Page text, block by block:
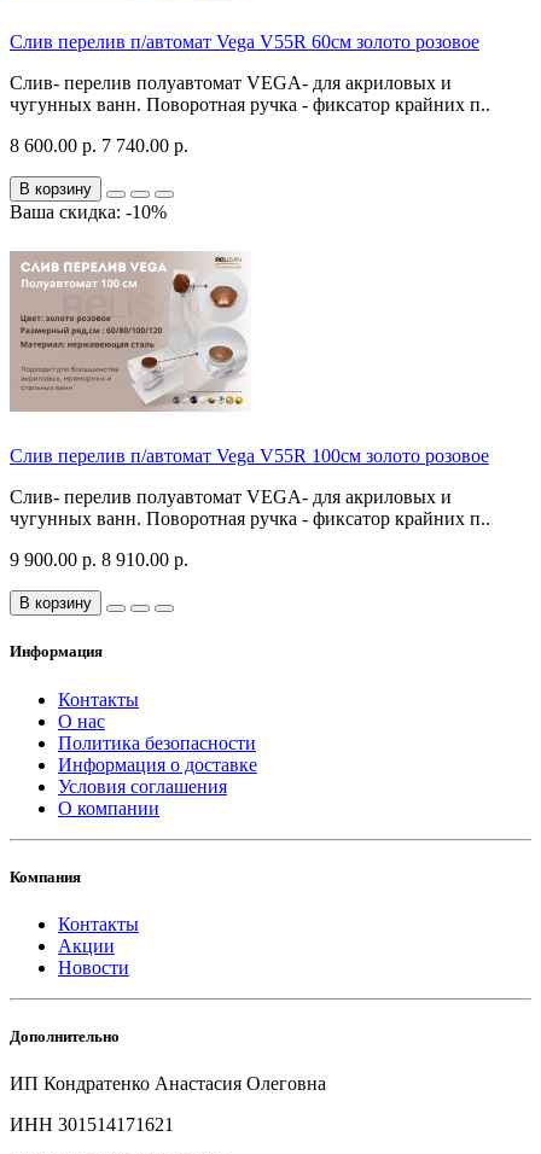
Слив перелив п/автомат Vega V55R 60см золото розовое
Слив- перелив полуавтомат VEGA- для акриловых и
чугунных ванн. Поворотная ручка - фиксатор крайних п..
8 600.00 р. 7 740.00 р.
В корзину
Ваша скидка: -10%
Слив перелив п/автомат Vega V55R 100см золото розовое
Слив- перелив полуавтомат VEGA- для акриловых и
чугунных ванн. Поворотная ручка - фиксатор крайних п..
9 900.00 р. 8 910.00 р.
В корзину
Информация
Контакты
О нас
Политика безопасности
Информация о доставке
Условия соглашения
О компании
Компания
Контакты
Акции
Новости
Дополнительно
ИП Кондратенко Анастасия Олеговна
ИНН 301514171621